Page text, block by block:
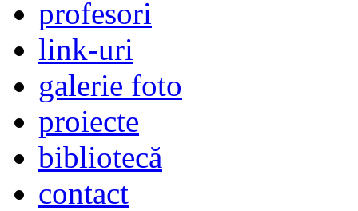
profesori
link-uri
galerie foto
proiecte
bibliotecă
contact